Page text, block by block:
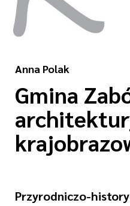
Anna Polak
Gmina
Przyrodniczo-